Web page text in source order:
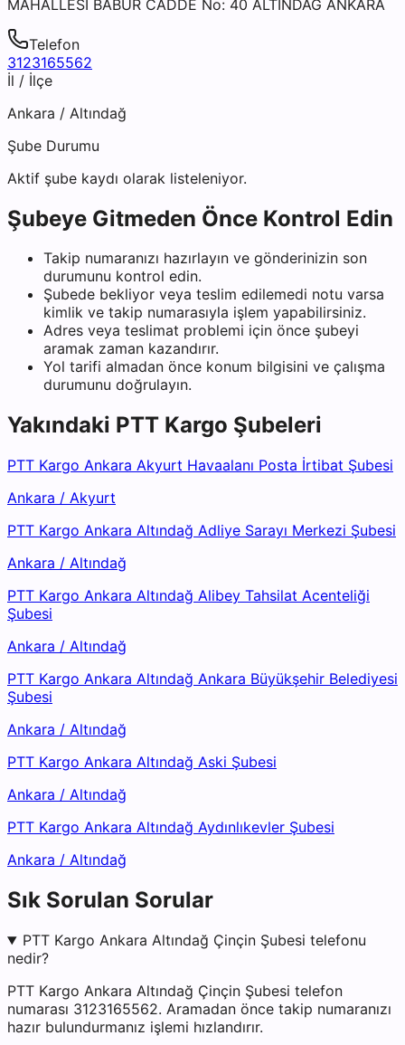
MAHALLESİ BABÜR CADDE No: 40 ALTINDAĞ ANKARA
Telefon
3123165562
İl / İlçe
Ankara / Altındağ
Şube Durumu
Aktif şube kaydı olarak listeleniyor.
Şubeye Gitmeden Önce Kontrol Edin
Takip numaranızı hazırlayın ve gönderinizin son
durumunu kontrol edin.
Şubede bekliyor veya teslim edilemedi notu varsa
kimlik ve takip numarasıyla işlem yapabilirsiniz.
Adres veya teslimat problemi için önce şubeyi
aramak zaman kazandırır.
Yol tarifi almadan önce konum bilgisini ve çalışma
durumunu doğrulayın.
Yakındaki PTT Kargo Şubeleri
PTT Kargo Ankara Akyurt Havaalanı Posta İrtibat Şubesi
Ankara / Akyurt
PTT Kargo Ankara Altındağ Adliye Sarayı Merkezi Şubesi
Ankara / Altındağ
PTT Kargo Ankara Altındağ Alibey Tahsilat Acenteliği
Şubesi
Ankara / Altındağ
PTT Kargo Ankara Altındağ Ankara Büyükşehir Belediyesi
Şubesi
Ankara / Altındağ
PTT Kargo Ankara Altındağ Aski Şubesi
Ankara / Altındağ
PTT Kargo Ankara Altındağ Aydınlıkevler Şubesi
Ankara / Altındağ
Sık Sorulan Sorular
PTT Kargo Ankara Altındağ Çinçin Şubesi telefonu
nedir?
PTT Kargo Ankara Altındağ Çinçin Şubesi telefon
numarası 3123165562. Aramadan önce takip numaranızı
hazır bulundurmanız işlemi hızlandırır.